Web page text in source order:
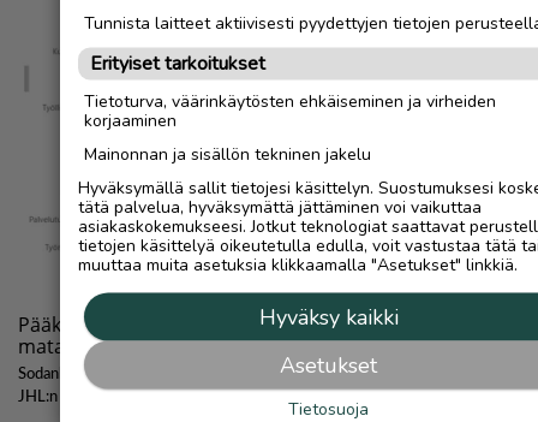
Tunnista laitteet aktiivisesti pyydettyjen tietojen
Erityiset tarkoitukset
Tietoturva, väärinkäytösten ehkäiseminen ja virheiden
korjaaminen
Mainonnan ja sisällön tekninen jakelu
Hyväksymällä sallit tietojesi käsittelyn. Suostumuksesi
tätä palvelua, hyväksymättä jättäminen voi vaikuttaa
asiakaskokemukseesi. Jotkut teknologiat saattavat
tietojen käsittelyä oikeutetulla edulla, voit vastustaa tätä
muuttaa muita asetuksia klikkaamalla "Asetukset" linkkiä.
Hyväksy kaikki
Asetukset
Tietosuoja